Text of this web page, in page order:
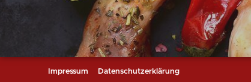
Impressum Datenschutzerklärung